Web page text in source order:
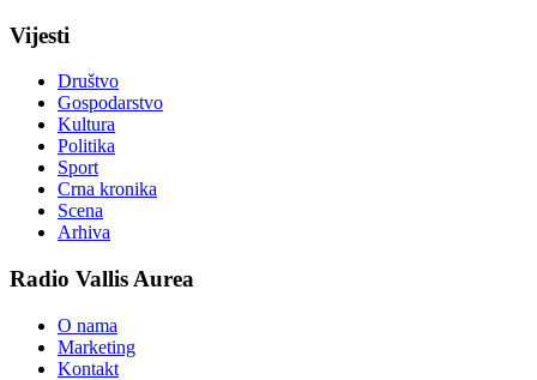
Vijesti
Društvo
Gospodarstvo
Kultura
Politika
Sport
Crna kronika
Scena
Arhiva
Radio Vallis Aurea
O nama
Marketing
Kontakt